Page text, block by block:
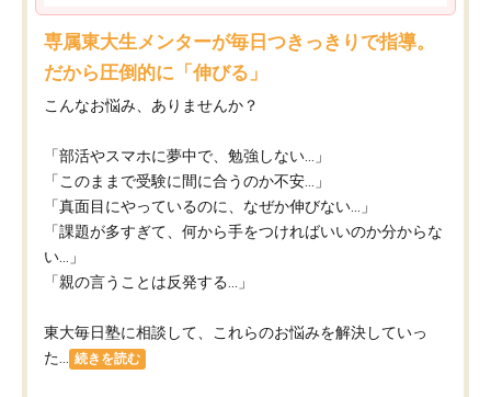
専属東大生メンターが毎日つきっきりで指導。
だから圧倒的に「伸びる」
こんなお悩み、ありませんか？
「部活やスマホに夢中で、勉強しない…」
「このままで受験に間に合うのか不安…」
「真面目にやっているのに、なぜか伸びない…」
「課題が多すぎて、何から手をつければいいのか分からな
い…」
「親の言うことは反発する…」
東大毎日塾に相談して、これらのお悩みを解決していっ
た...
続きを読む